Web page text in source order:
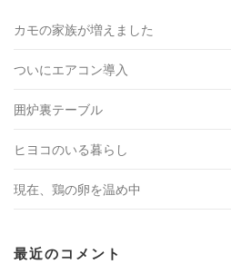
カモの家族が増えました
ついにエアコン導入
囲炉裏テーブル
ヒヨコのいる暮らし
現在、鶏の卵を温め中
最近のコメント